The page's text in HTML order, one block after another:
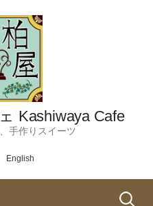
Kashiwaya Cafe
手作りスイーツ
English
検